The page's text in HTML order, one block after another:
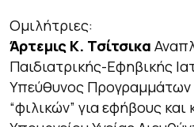
Ομιλήτριες:
Άρτεμις Κ. Τσίτσικα
Παιδιατρικής-Εφηβικής
Υπεύθυνος
“φιλικών” για εφήβους